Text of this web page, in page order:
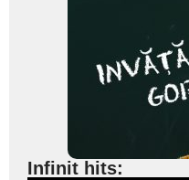
Infinit hits: